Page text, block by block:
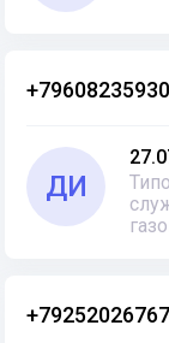
+79608235930
ДИ
+79252026767